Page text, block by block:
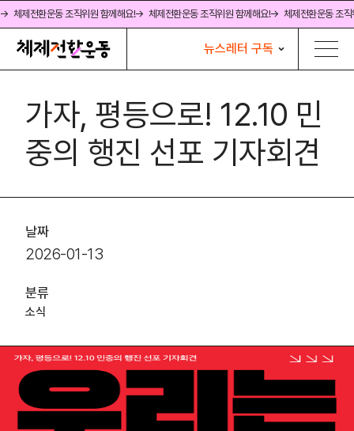
→ 체제전환운동 조직위원 함께해요!→ 체제전환운동 조직위원 함께해요!→ 체제전환운동 조직
뉴스레터 구독
가자, 평등으로! 12.10 민
중의 행진 선포 기자회견
날짜
2026-01-13
분류
소식